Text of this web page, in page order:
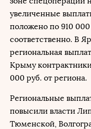
увеличенные
положено по 910
соответственно. В
региональная
Крыму контрактники
000 руб. от региона.
Региональные
повысили власти
Тюменской,